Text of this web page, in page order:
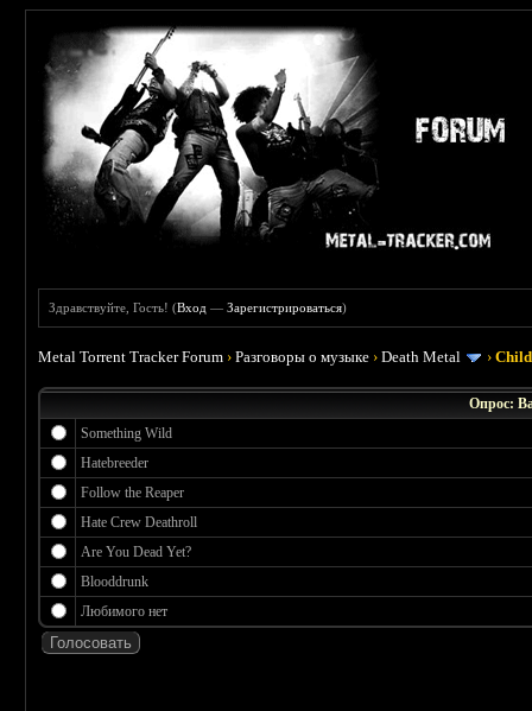
Здравствуйте, Гость! (Вход —Зарегистрироваться)
Metal Torrent Tracker Forum ›Разговоры о музыке ›Death Metal ›
Опрос:
Something Wild
Hatebreeder
Follow the Reaper
Hate Crew Deathroll
Are You Dead Yet?
Blooddrunk
Любимого нет